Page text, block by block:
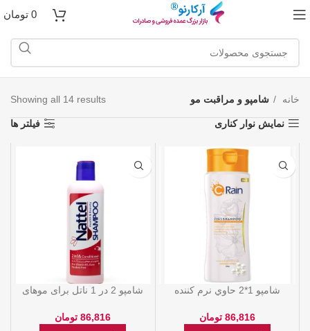
0 تومان
خانه شامپو و مراقبت مو Showing all 14 results
نمایش نوار کناری فیلتر ها
شامپو 1*2 حاوي نرم كننده
C-Rain
86,816 تومان
شامپو 2 در 1 ناتل برای موهای
86,816 تومان